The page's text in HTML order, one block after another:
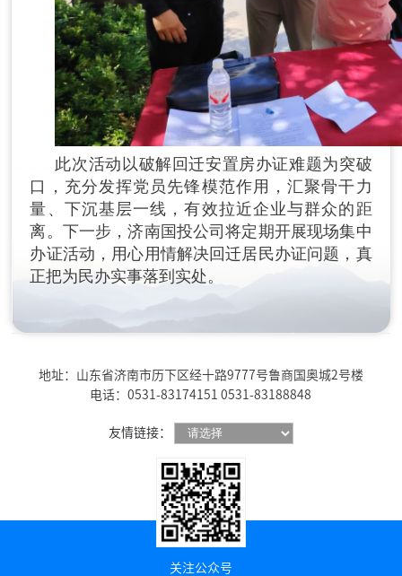
此次活动以破解回迁安置房办证难题为突破
口，充分发挥党员先锋模范作用，汇聚骨干力
量、下沉基层一线，有效拉近企业与群众的距
离。下一步，济南国投公司将定期开展现场集中
办证活动，用心用情解决回迁居民办证问题，真
正把为民办实事落到实处。
地址：山东省济南市历下区经十路9777号鲁商国奥城2号楼
电话：0531-83174151 0531-83188848
友情链接：
关注公众号